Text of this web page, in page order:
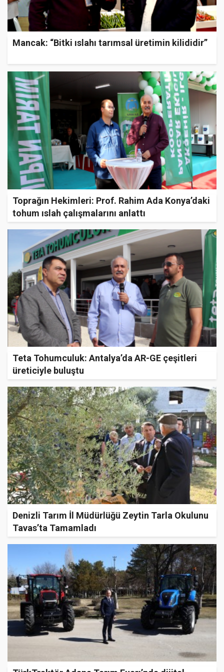
Mancak: “Bitki ıslahı tarımsal üretimin kilididir”
Toprağın Hekimleri: Prof. Rahim Ada Konya’daki
tohum ıslah çalışmalarını anlattı
Teta Tohumculuk: Antalya’da AR-GE çeşitleri
üreticiyle buluştu
Denizli Tarım İl Müdürlüğü Zeytin Tarla Okulunu
Tavas’ta Tamamladı